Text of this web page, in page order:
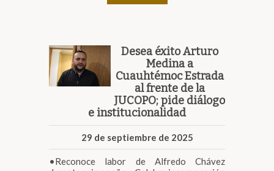
Desea éxito Arturo
Medina a
Cuauhtémoc Estrada
al frente de la
JUCOPO; pide diálogo
e institucionalidad
29 de septiembre de 2025
•Reconoce labor de Alfredo Chávez